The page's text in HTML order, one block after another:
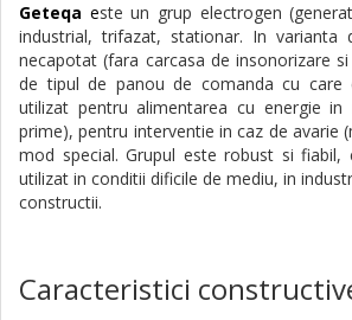
Geteqa este un grup electrogen
industrial, trifazat, stationar. In varianta
necapotat (fara carcasa de insonorizare
de tipul de panou de comanda cu
utilizat pentru alimentarea cu energie
prime), pentru interventie in caz de avarie
mod special. Grupul este robust si fiabil,
utilizat in conditii dificile de mediu, in
constructii.
Caracteristici